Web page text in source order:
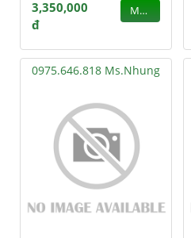
3,350,000
đ
MUA
0975.646.818 Ms.Nhung